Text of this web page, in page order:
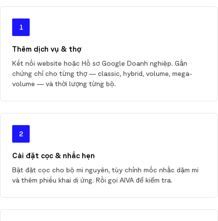
1
Thêm dịch vụ & thợ
Kết nối website hoặc Hồ sơ Google Doanh nghiệp. Gắn
chứng chỉ cho từng thợ — classic, hybrid, volume, mega-
volume — và thời lượng từng bộ.
2
Cài đặt cọc & nhắc hẹn
Bật đặt cọc cho bộ mi nguyên, tùy chỉnh mốc nhắc dặm mi
và thêm phiếu khai dị ứng. Rồi gọi AIVA để kiểm tra.